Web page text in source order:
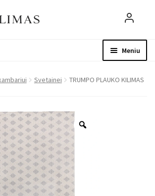
Meniu
Svetainei
TRUMPO PLAUKO KILIMAS